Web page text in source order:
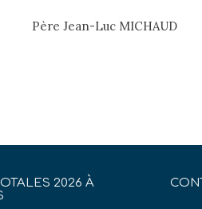
Père Jean-Luc MICHAUD
2026 À